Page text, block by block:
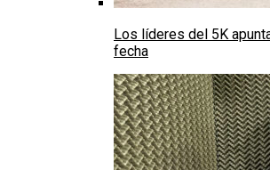
Los líderes del 5K
fecha